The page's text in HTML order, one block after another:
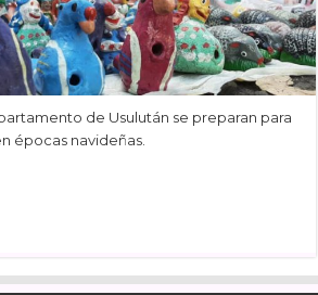
de Usulután se preparan para
épocas navideñas.